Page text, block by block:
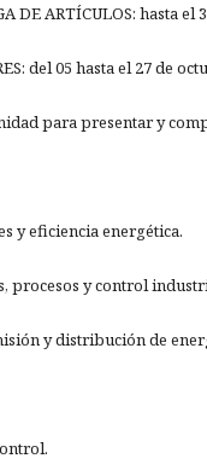
DE ARTÍCULOS: hasta el
del 05 hasta el 27 de
para presentar y
y eficiencia energética.
procesos y control
y distribución de